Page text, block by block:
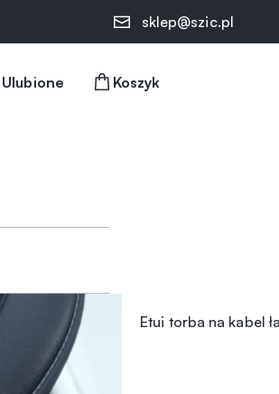
sklep@szic.pl
Ulubione
Etui torba na kabel